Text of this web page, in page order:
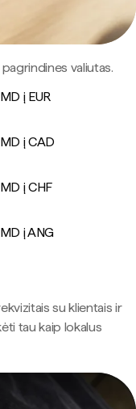
valiutas.
į EUR
į CAD
į CHF
į ANG
su klientais ir
tau kaip lokalus